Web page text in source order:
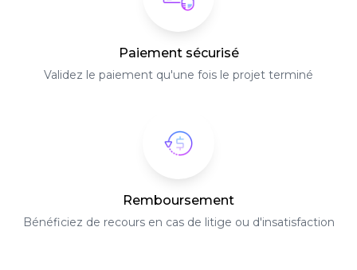
Paiement sécurisé
Validez le paiement qu'une fois le projet terminé
Remboursement
Bénéficiez de recours en cas de litige ou d'insatisfaction